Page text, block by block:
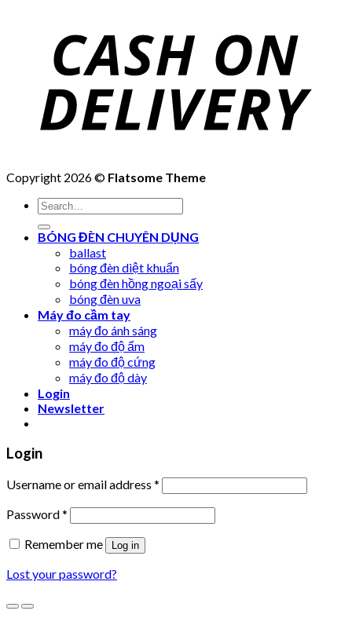
Copyright 2026 © Flatsome Theme
Search
for:
BÓNG ĐÈN CHUYÊN DỤNG
ballast
bóng đèn diệt khuẩn
bóng đèn hồng ngoại sấy
bóng đèn uva
Máy đo cầm tay
máy đo ánh sáng
máy đo độ ẩm
máy đo độ cứng
máy đo độ dày
Login
Newsletter
Login
Username or email address *
Password*
Remember me
Log in
Lost your password?